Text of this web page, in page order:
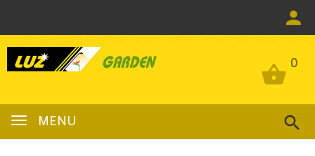
0
MENU
0